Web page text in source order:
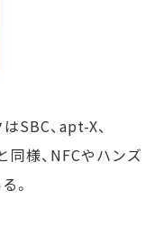
、apt-X、
同様、NFCやハンズ
。